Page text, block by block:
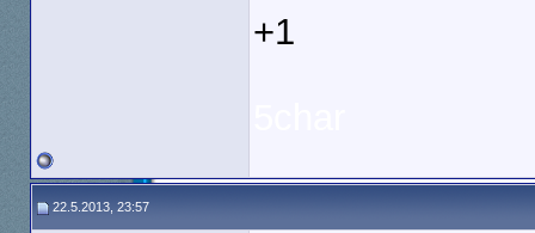
+1
22.5.2013, 23:57